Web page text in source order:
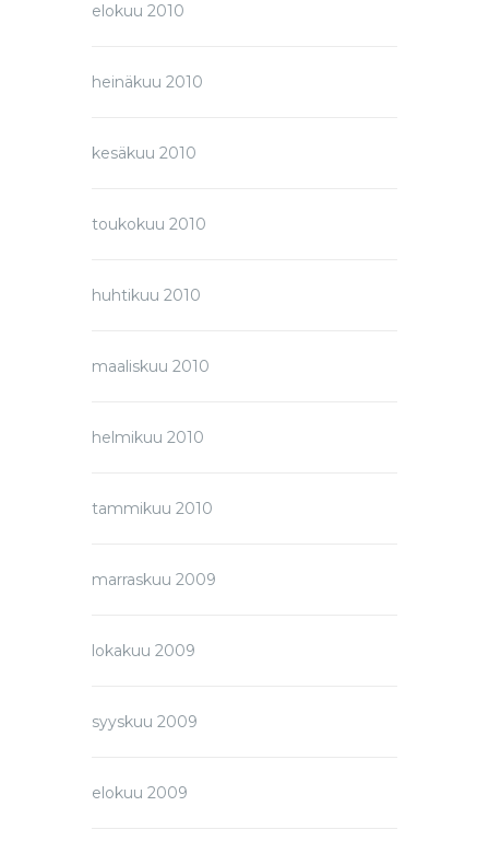
elokuu 2010
heinäkuu 2010
kesäkuu 2010
toukokuu 2010
huhtikuu 2010
maaliskuu 2010
helmikuu 2010
tammikuu 2010
marraskuu 2009
lokakuu 2009
syyskuu 2009
elokuu 2009